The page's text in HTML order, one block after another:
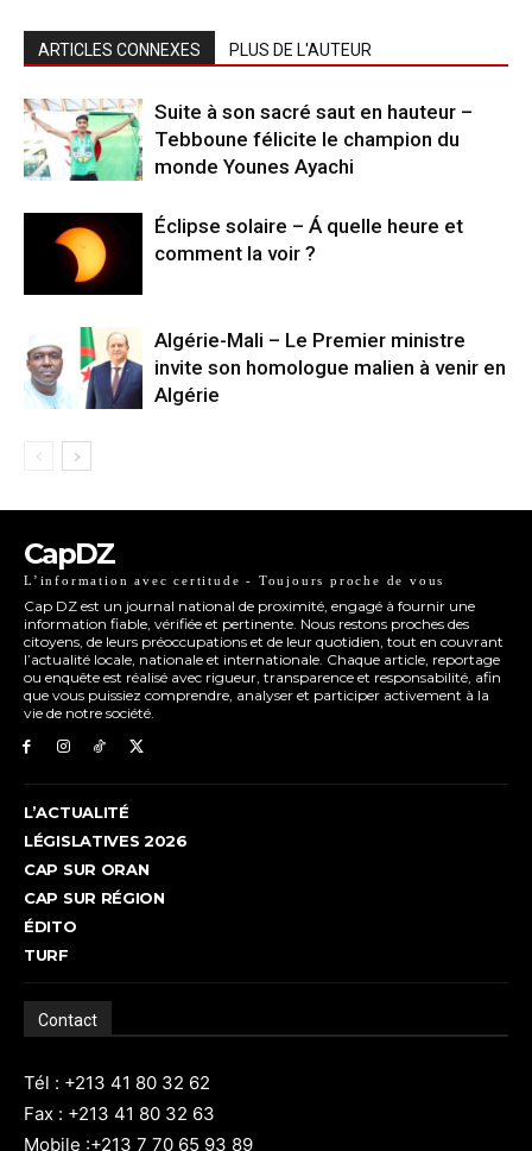
ARTICLES CONNEXES PLUS DE L'AUTEUR
Suite à son sacré saut en hauteur –
Tebboune félicite le champion du
monde Younes Ayachi
Éclipse solaire – Á quelle heure et
comment la voir ?
Algérie-Mali – Le Premier ministre
invite son homologue malien à venir en
Algérie
CapDZ
L’information avec certitude - Toujours proche de vous
Cap DZ est un journal national de proximité, engagé à fournir une
information fiable, vérifiée et pertinente. Nous restons proches des
citoyens, de leurs préoccupations et de leur quotidien, tout en couvrant
l’actualité locale, nationale et internationale. Chaque article, reportage
ou enquête est réalisé avec rigueur, transparence et responsabilité, afin
que vous puissiez comprendre, analyser et participer activement à la
vie de notre société.
L’ACTUALITÉ
LÉGISLATIVES 2026
CAP SUR ORAN
CAP SUR RÉGION
ÉDITO
TURF
Contact
Tél : +213 41 80 32 62
Fax : +213 41 80 32 63
Mobile :+213 7 70 65 93 89